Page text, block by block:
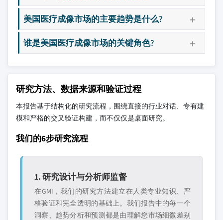
美国医疗成像市场的主要趋势是什么?
谁是美国医疗成像市场的关键角色?
研究方法、数据来源和验证过程
本报告基于结构化的研究流程，围绕直接的行业对话、专有建
模和严格的交叉验证构建，而不仅仅是桌面研究。
我们的6步研究流程
1. 研究设计与分析师监督
在GMI，我们的研究方法建立在人类专业知识、严
格验证和完全透明的基础上。我们报告中的每一个
洞察、趋势分析和预测都是由理解您市场细微差别